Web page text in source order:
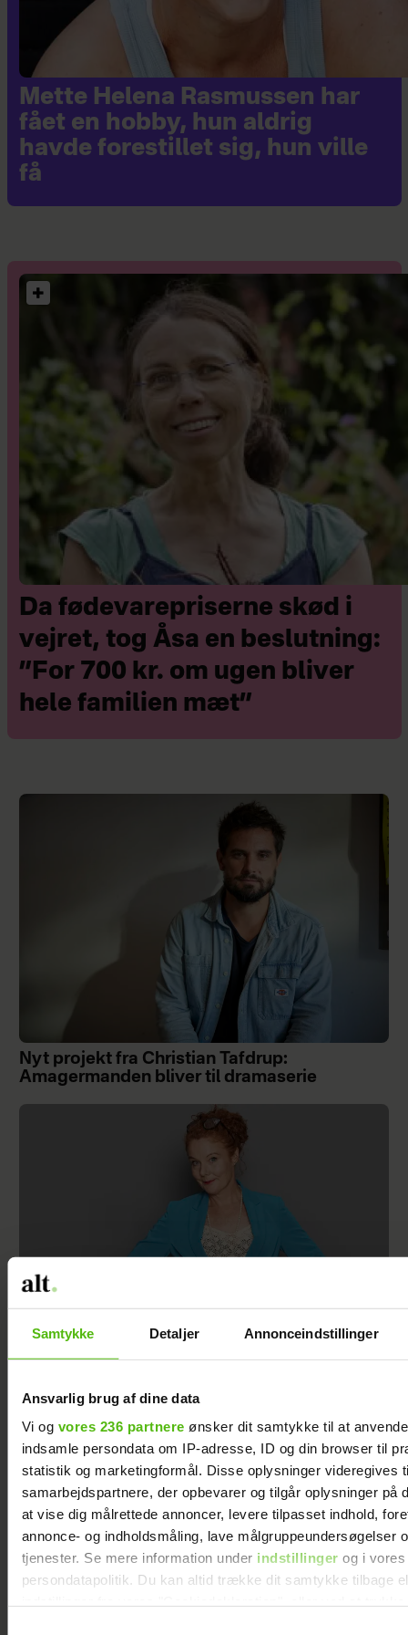
Samtykke Detaljer Annonceindstillinger
Ansvarlig brug af dine data
Vi og vores 236 partnere ønsker dit samtykke til at
indsamle persondata om IP-adresse, ID og din browser til
statistik og marketingformål. Disse oplysninger videregives
samarbejdspartnere, der opbevarer og tilgår oplysninger på
at vise dig målrettede annoncer, levere tilpasset indhold,
annonce- og indholdsmåling, lave målgruppeundersøgelser
tjenester. Se mere information under indstillinger og i vores
persondatapolitik. Du kan altid trække dit samtykke tilbage
Mette Helena Rasmussen har
fået en hobby, hun aldrig
havde forestillet sig, hun ville
få
Da fødevarepriserne skød i
vejret, tog Åsa en beslutning:
”For 700 kr. om ugen bliver
hele familien mæt”
Nyt projekt fra Christian Tafdrup:
Amagermanden bliver til dramaserie
sondring er sgu mærkelig”